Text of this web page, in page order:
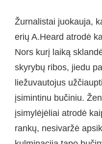
Žurnalistai juokauja,
erių A.Heard atrodė
Nors kurį laiką
skyrybų ribos, jiedu
liežuvautojus
įsimintinu bučiniu.
įsimylėjėliai atrodė
rankų, nesivaržė